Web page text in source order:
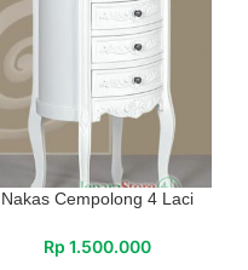
Nakas Cempolong 4 Laci
Rp 1.500.000